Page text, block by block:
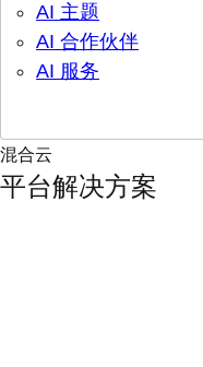
AI 主题
AI 合作伙伴
AI 服务
混合云
平台解决方案